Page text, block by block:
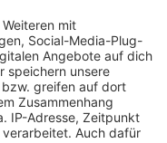
die Polizei
Gegen 0:12
Bereich. Auch
Was oder